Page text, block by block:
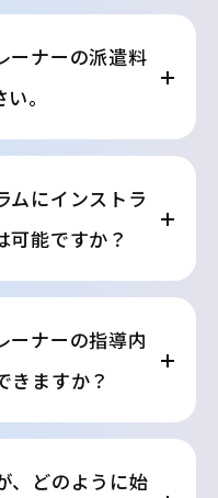
ーナーの派遣料
。
ムにインストラ
可能ですか？
ーナーの指導内
きますか？
、どのように始